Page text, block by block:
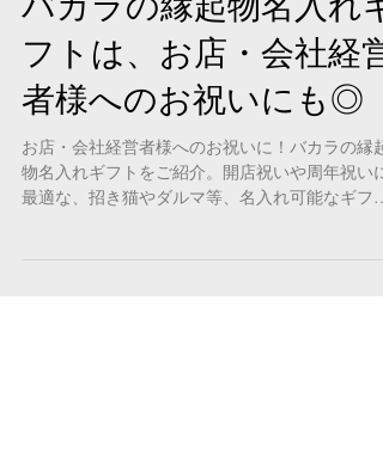
バカラの縁起物名入れギ
フトは、お店・会社経営
者様へのお祝いにも◎
お店・会社経営者様へのお祝いに！バカラの縁起
物名入れギフトをご紹介。開店祝いや周年祝いに